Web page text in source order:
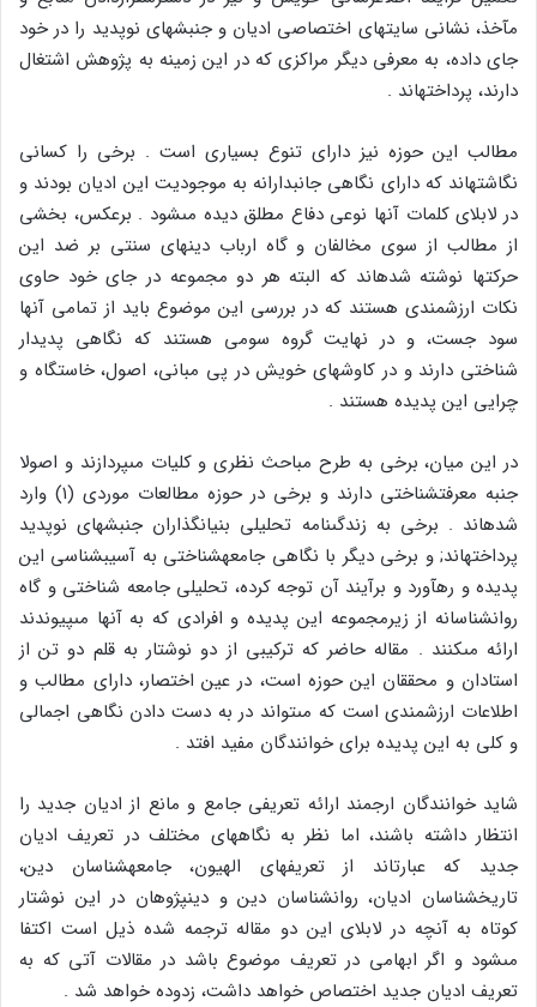
مآخذ، نشانى سایت‏هاى اختصاصى ادیان و جنبش‏هاى نوپدید را در خود
جاى داده، به معرفى دیگر مراکزى که در این زمینه به پژوهش اشتغال
دارند، پرداخته‏اند .
مطالب این حوزه نیز داراى تنوع بسیارى است . برخى را کسانى
نگاشته‏اند که داراى نگاهى جانبدارانه به موجودیت این ادیان بودند و
در لابلاى کلمات آنها نوعى دفاع مطلق دیده مى‏شود . برعکس، بخشى
از مطالب از سوى مخالفان و گاه ارباب دین‏هاى سنتى بر ضد این
حرکت‏ها نوشته شده‏اند که البته هر دو مجموعه در جاى خود حاوى
نکات ارزشمندى هستند که در بررسى این موضوع باید از تمامى آنها
سود جست، و در نهایت گروه سومى هستند که نگاهى پدیدار
شناختى دارند و در کاوش‏هاى خویش در پى مبانى، اصول، خاستگاه و
چرایى این پدیده هستند .
در این میان، برخى به طرح مباحث نظرى و کلیات مى‏پردازند و اصولا
جنبه معرفت‏شناختى دارند و برخى در حوزه مطالعات موردى (۱) وارد
شده‏اند . برخى به زندگى‏نامه تحلیلى بنیانگذاران جنبش‏هاى نوپدید
پرداخته‏اند; و برخى دیگر با نگاهى جامعه‏شناختى به آسیب‏شناسى این
پدیده و ره‏آورد و برآیند آن توجه کرده، تحلیلى جامعه شناختى و گاه
روان‏شناسانه از زیرمجموعه این پدیده و افرادى که به آن‏ها مى‏پیوندند
ارائه مى‏کنند . مقاله حاضر که ترکیبى از دو نوشتار به قلم دو تن از
استادان و محققان این حوزه است، در عین اختصار، داراى مطالب و
اطلاعات ارزشمندى است که مى‏تواند در به دست دادن نگاهى اجمالى
و کلى به این پدیده براى خوانندگان مفید افتد .
شاید خوانندگان ارجمند ارائه تعریفى جامع و مانع از ادیان جدید را
انتظار داشته باشند، اما نظر به نگاه‏هاى مختلف در تعریف ادیان
جدید که عبارت‏اند از تعریف‏هاى الهیون، جامعه‏شناسان دین،
تاریخ‏شناسان ادیان، روان‏شناسان دین و دین‏پژوهان در این نوشتار
کوتاه به آنچه در لابلاى این دو مقاله ترجمه شده ذیل است اکتفا
مى‏شود و اگر ابهامى در تعریف موضوع باشد در مقالات آتى که به
تعریف ادیان جدید اختصاص خواهد داشت، زدوده خواهد شد .